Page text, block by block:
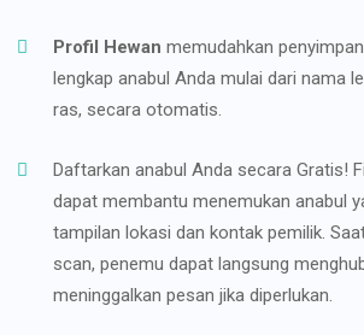
Profil Hewan memudahkan
lengkap anabul Anda mulai dari nama
ras, secara otomatis.
Daftarkan anabul Anda secara Gratis!
dapat membantu menemukan anabul
tampilan lokasi dan kontak pemilik.
scan, penemu dapat langsung
meninggalkan pesan jika diperlukan.